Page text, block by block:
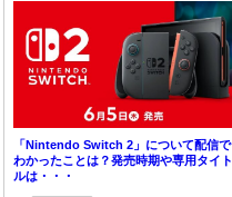
「Nintendo Switch 2」について配信で
わかったことは？発売時期や専用タイト
ルは・・・